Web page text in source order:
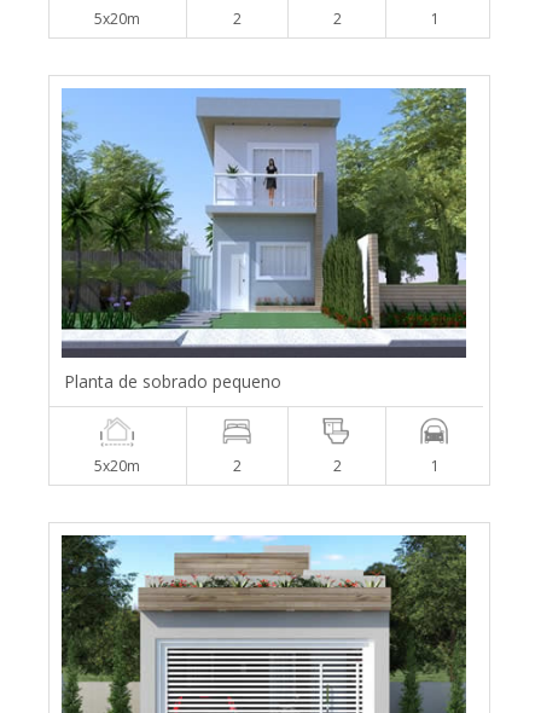
5x20m 2 2 1
Planta de sobrado pequeno
5x20m 2 2 1